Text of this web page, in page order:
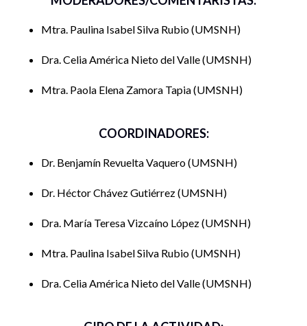
Mtra. Paulina Isabel Silva Rubio UMSNH
Dra. Celia América Nieto del Valle UMSNH
Mtra. Paola Elena Zamora Tapia UMSNH
COORDINADORES:
Dr. Benjamín Revuelta Vaquero UMSNH
Dr. Héctor Chávez Gutiérrez UMSNH
Dra. María Teresa Vizcaíno López UMSNH
Mtra. Paulina Isabel Silva Rubio UMSNH
Dra. Celia América Nieto del Valle UMSNH